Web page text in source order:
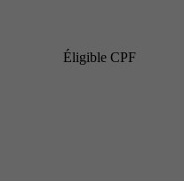
Éligible CPF